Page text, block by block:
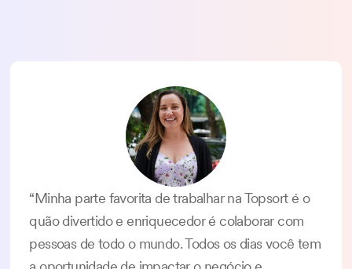
“Minha parte favorita de trabalhar na Topsort é o
quão divertido e enriquecedor é colaborar com
pessoas de todo o mundo. Todos os dias você tem